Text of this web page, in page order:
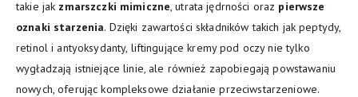
takie jak zmarszczki mimiczne, utrata jędrności oraz pierwsze
oznaki starzenia. Dzięki zawartości składników takich jak peptydy,
retinol i antyoksydanty, liftingujące kremy pod oczy nie tylko
wygładzają istniejące linie, ale również zapobiegają powstawaniu
nowych, oferując kompleksowe działanie przeciwstarzeniowe.